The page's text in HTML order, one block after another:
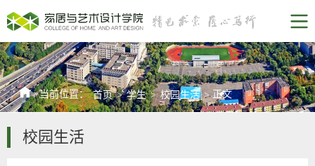
当前位置：首页 > 学生 > 校园生活 >正文
校园生活